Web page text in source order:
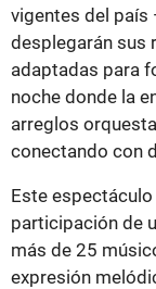
vigentes del país
desplegarán sus
adaptadas para
noche donde la
arreglos
conectando con
Este
participación de
más de 25
expresión